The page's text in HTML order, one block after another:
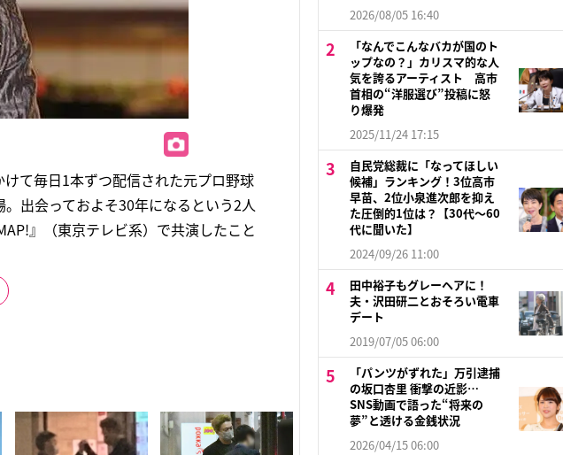
て毎日1本ずつ配信された元プロ野球
出会っておよそ30年になるという2人
』（東京テレビ系）で共演したこと
2026/08/05 16:40
「なんでこんなバカが国のト
ップなの？」カリスマ的な人
気を誇るアーティスト 高市
首相の“洋服選び”投稿に怒
り爆発
2025/11/24 17:15
自民党総裁に「なってほしい
候補」ランキング！3位高市
早苗、2位小泉進次郎を抑え
た圧倒的1位は？【30代〜60
代に聞いた】
2024/09/26 11:00
田中裕子もグレーヘアに！
夫・沢田研二とおそろい電車
デート
2019/07/05 06:00
「パンツがずれた」万引逮捕
の坂口杏里 衝撃の近影…
SNS動画で語った“将来の
夢”と透ける金銭状況
2026/04/15 06:00